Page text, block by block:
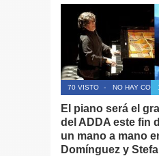
70 VISTO - NO HAY
El piano será el
del ADDA este fin
un mano a mano
Domínguez y